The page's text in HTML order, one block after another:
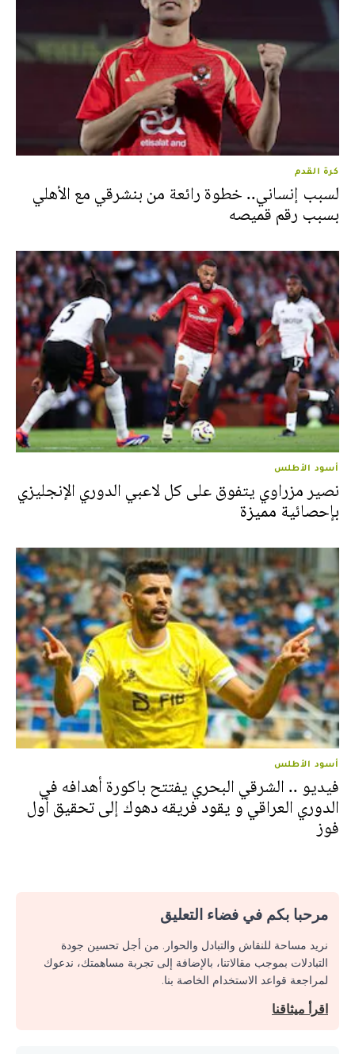
كرة القدم
لسبب إنساني.. خطوة رائعة من بنشرقي مع الأهلي
بسبب رقم قميصه
أسود الأطلس
نصير مزراوي يتفوق على كل لاعبي الدوري الإنجليزي
بإحصائية مميزة
أسود الأطلس
فيديو .. الشرقي البحري يفتتح باكورة أهدافه في
الدوري العراقي و يقود فريقه دهوك إلى تحقيق أول
فوز
مرحبا بكم في فضاء التعليق
نريد مساحة للنقاش والتبادل والحوار. من أجل تحسين جودة
التبادلات بموجب مقالاتنا، بالإضافة إلى تجربة مساهمتك، ندعوك
لمراجعة قواعد الاستخدام الخاصة بنا.
اقرأ ميثاقنا